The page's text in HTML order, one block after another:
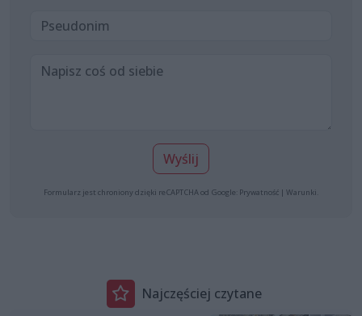
Wyślij
Formularz jest chroniony dzięki reCAPTCHA od Google: Prywatność | Warunki
Najczęściej czytane